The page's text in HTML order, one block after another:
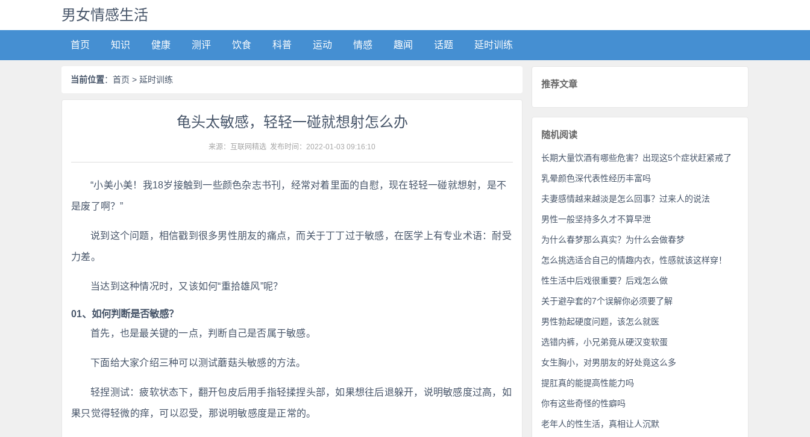
男女情感生活
首页 知识 健康 测评 饮食 科普 运动 情感 趣闻 话题 延时训练
当前位置： 首页 > 延时训练
龟头太敏感，轻轻一碰就想射怎么办
来源：互联网精选 发布时间： 2022-01-03 09:16:10
“小美小美！我18岁接触到一些颜色杂志书刊，经常对着里面的自慰，现在轻轻一碰就想射，是不
是废了啊？”
说到这个问题，相信戳到很多男性朋友的痛点，而关于丁丁过于敏感，在医学上有专业术语：耐受
力差。
当达到这种情况时，又该如何“重拾雄风”呢？
01、如何判断是否敏感？
首先，也是最关键的一点，判断自己是否属于敏感。
下面给大家介绍三种可以测试蘑菇头敏感的方法。
轻捏测试：疲软状态下，翻开包皮后用手指轻揉捏头部，如果想往后退躲开，说明敏感度过高，如
果只觉得轻微的痒，可以忍受，那说明敏感度是正常的。
推荐文章
随机阅读
长期大量饮酒有哪些危害？出现这5个症状赶紧戒了
乳晕颜色深代表性经历丰富吗
夫妻感情越来越淡是怎么回事？过来人的说法
男性一般坚持多久才不算早泄
为什么春梦那么真实？为什么会做春梦
怎么挑选适合自己的情趣内衣，性感就该这样穿！
性生活中后戏很重要？后戏怎么做
关于避孕套的7个误解你必须要了解
男性勃起硬度问题，该怎么就医
选错内裤，小兄弟竟从硬汉变软蛋
女生胸小，对男朋友的好处竟这么多
提肛真的能提高性能力吗
你有这些奇怪的性癖吗
老年人的性生活，真相让人沉默